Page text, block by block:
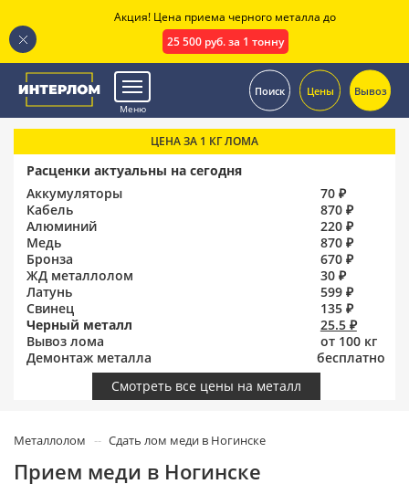
Меню
Поиск Цены Вывоз
ЦЕНА ЗА 1 КГ ЛОМА
Расценки актуальны на сегодня
Аккумуляторы
70 ₽
Кабель
870 ₽
Алюминий
220 ₽
Медь
870 ₽
Бронза
670 ₽
ЖД металлолом
30 ₽
Латунь
599 ₽
Свинец
135 ₽
Черный металл
25.5 ₽
Вывоз лома
от 100 кг
Демонтаж металла
бесплатно
Смотреть все цены на металл
Металлолом Сдать лом меди в Ногинске
Прием меди в Ногинске
Акция! Цена приема черного металла до
25 500 руб. за 1 тонну
.